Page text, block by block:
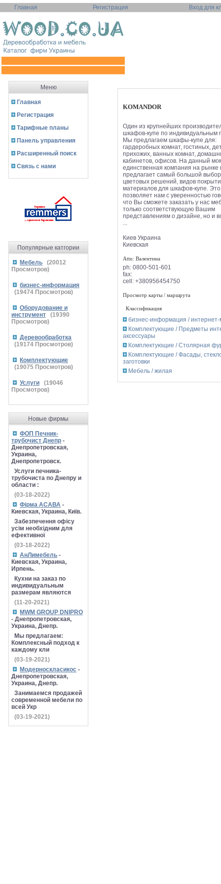
Главная Регистрация Вход для
Меню
Главная
Регистрация
Тарифные планы
Панель управления
Расширенный поиск
Связь с нами
Популярные катгории
Мебель (20012
Просмотров)
бизнес-информация
(19474 Просмотров)
Оборудование и
инструмент
(19390
Просмотров)
Деревообработка
(19174 Просмотров)
Комплектующие
(19075 Просмотров)
Услуги (19046
Просмотров)
Новые фирмы
ФОП Печник-
трубочист Днепр -
Днепропетровская,
Украина,
Днепропетровск.
Услуги печника-
трубочиста по Днепру и
области :
(03-18-2022)
Фірма АСАВА -
Киевская, Украина, Київ.
Забезпечення офісу
усім необхідним для
ефективної
(03-18-2022)
АнЛимебель -
Киевская, Украина,
Ирпень.
Кухни на заказ по
индивидуальным
размерам являются
(11-20-2021)
MWM GROUP DNIPRO
- Днепропетровская,
Украина, Днепр.
Мы предлагаем:
Комплексный подход к
каждому кли
(03-19-2021)
Модерноскласикос -
Днепропетровская,
Украина, Днепр.
Занимаемся продажей
современной мебели по
всей Укр
(03-19-2021)
KOMANDOR
Один из крупнейших
шкафов-купе по индивидуальным
Мы предлагаем шкафы-купе для:
гардеробных комнат, гостиных,
прихожих, ванных комнат,
кабинетов, офисов. На данный
единственная компания на рынке
предлагает самый большой выбор
цветовых решений, видов
материалов для шкафов-купе. Это
позволяет нам с уверенностью
что Вы сможете заказать у нас
только соответствующую Вашим
представлениям о дизайне, но и
Киев Украина
Киевская
Attn: Валентина
ph: 0800-501-601
fax:
cell: +380956454750
Просмотр карты / маршрута
Классификация
бизнес-информация / интернет-
Комплектующие / Предметы
аксессуары
Комплектующие / Столярная
Комплектующие / Фасады,
заготовки
Мебель / жилая